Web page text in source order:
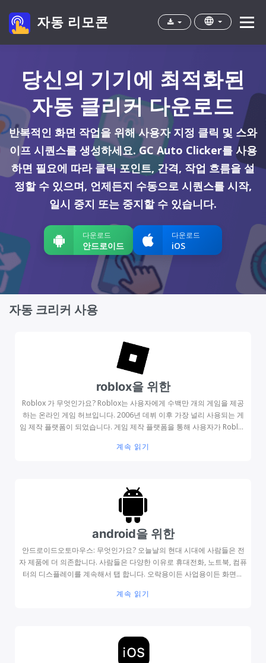
자동 리모콘 Menu
당신의 기기에 최적화된
자동 클리커 다운로드
반복적인 화면 작업을 위해 사용자 지정 클릭 및 스와
이프 시퀀스를 생성하세요. GC Auto Clicker를 사용
하면 필요에 따라 클릭 포인트, 간격, 작업 흐름을 설
정할 수 있으며, 언제든지 수동으로 시퀀스를 시작,
일시 중지 또는 중지할 수 있습니다.
다운로드
안드로이드
다운로드
iOS
자동 크리커 사용
roblox을 위한
Roblox 가 무엇인가요? Roblox는 사용자에게 수백만 개의 게임을 제공
하는 온라인 게임 허브입니다. 2006년 데뷔 이후 가장 널리 사용되는 게
임 제작 플랫폼이 되었습니다. 게임 제작 플랫폼을 통해 사용자가 Roblox
Roblox는 이제 사용자 생성 덕분에 현재 사용자가 만든 수천 개의 무료
있는 수백만 개의 세계가 있습니다. 당신이 방문하는 모든 세계는 다른 사
용자가 만든 세계입니다. 모든 플레이어는 단순히 게임을 탐색하는 것부
터 상당히 심오한 작업에 초점을 맞춘 특정 임무에 참여하는 것까지 선택
할 수 있는 것이 많습니다. 슈팅 게임, 자동차경주 게임, 좀비 게임 및 생각
할 수 있는 거의 모든 다른 게임 유형은 모두 쉽게 사용할 수 있습니다. 사
용자는 애플리케이션의 ...
계속 읽기
android을 위한
안드로이드오토마우스: 무엇인가요? 오늘날의 현대 시대에 사람들은 전
자 제품에 더 의존합니다. 사람들은 다양한 이유로 휴대전화, 노트북, 컴퓨
터의 디스플레이를 계속해서 탭 합니다. 오락용이든 사업용이든 화면을
과 탭으로 손과 손가락을 닳게 할 뿐입니다. 또한 계속해서 클릭하는 것은
커 앱은 자동 클릭을 생성하고 다른 복잡한 작업도 수행할 수 있는 간단하
고 사용하기 쉬운 소프트웨어입니다. 2022년까지안드로이드오토마우스
계속 읽기